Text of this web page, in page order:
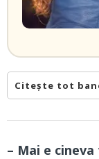
Citește tot
– Mai e